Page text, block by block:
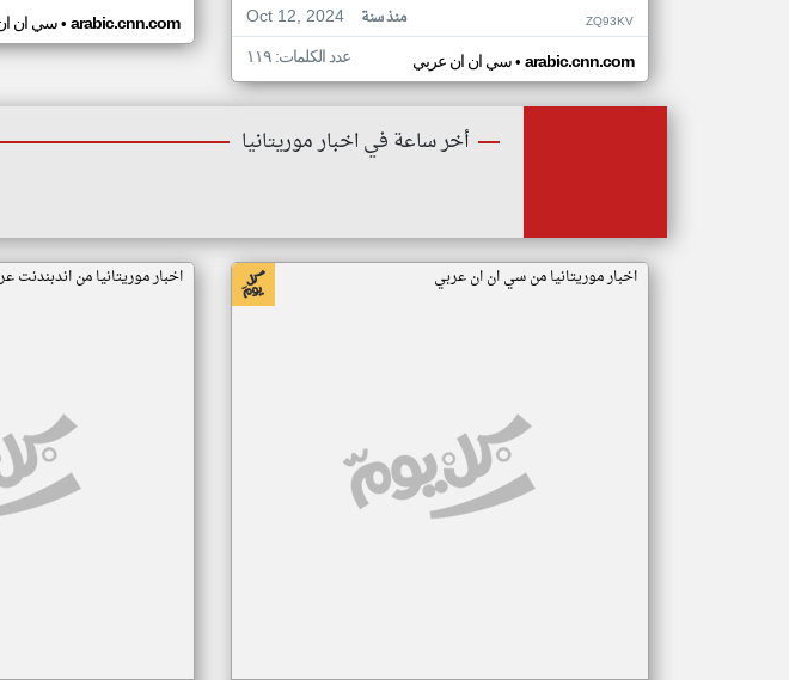
Oct 12, 2024
منذ سنة ZQ93KV
سي ان ان عربي• arabic.cnn.com عدد الكلمات: ١١٩
سي ان• arabic.cnn.com
أخر ساعة في اخبار موريتانيا
اخبار موريتانيا من سي ان ان عربي اخبار موريتانيا من اندبندنت